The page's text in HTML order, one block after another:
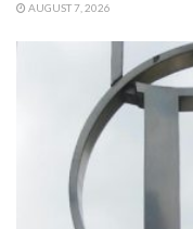
AUGUST 7, 2026